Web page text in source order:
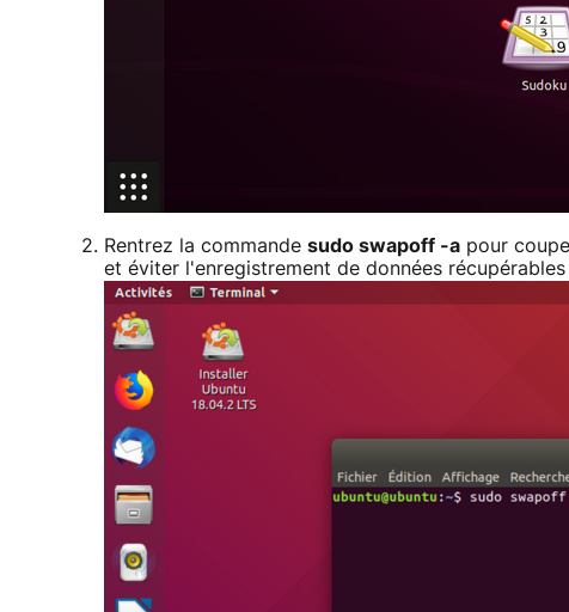
Rentrez la commande sudo swapoff -a pour
et éviter l'enregistrement de données